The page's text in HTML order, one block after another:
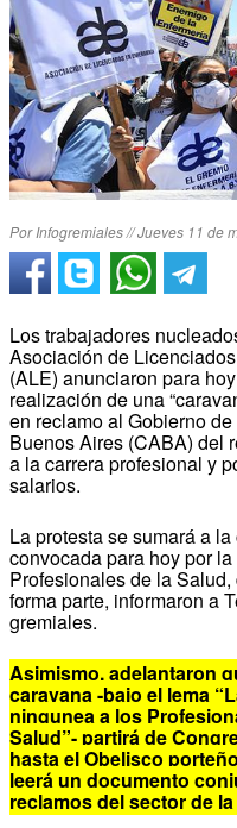
Por Infogremiales // Jueves 11 de
Los trabajadores
Asociación de
(ALE) anunciaron para
realización de una
en reclamo al Gobierno
Buenos Aires (CABA) del
a la carrera profesional y
salarios.
La protesta se sumará a
convocada para hoy por
Profesionales de la
forma parte, informaron a
gremiales.
Asimismo, adelantaron
caravana -bajo el lema
ningunea a los
Salud”- partirá de
hasta el Obelisco
leerá un documento
reclamos del sector de